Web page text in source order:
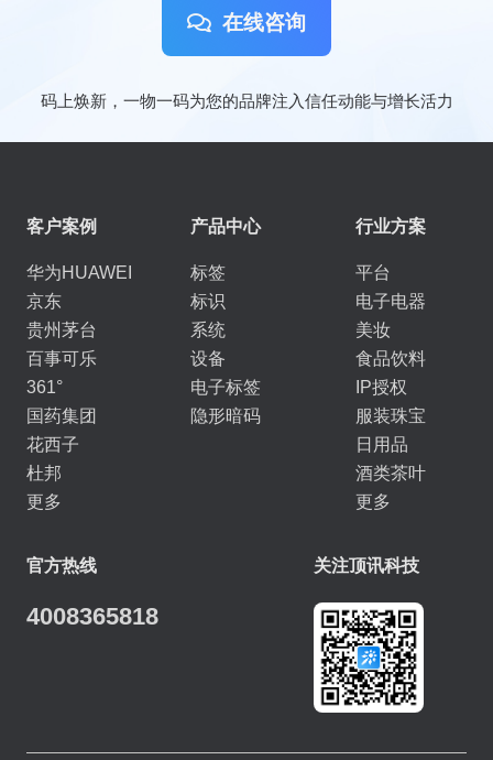
在线咨询
码上焕新，一物一码为您的品牌注入信任动能与增长活力
客户案例
华为HUAWEI
京东
贵州茅台
百事可乐
361°
国药集团
花西子
杜邦
更多
产品中心
标签
标识
系统
设备
电子标签
隐形暗码
行业方案
平台
电子电器
美妆
食品饮料
IP授权
服装珠宝
日用品
酒类茶叶
更多
官方热线
4008365818
关注顶讯科技